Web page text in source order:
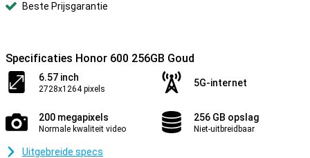
Beste Prijsgarantie
Specificaties Honor 600 256GB Goud
6.57 inch
2728x1264 pixels
5G-internet
200 megapixels
Normale kwaliteit video
256 GB opslag
Niet-uitbreidbaar
Uitgebreide specs